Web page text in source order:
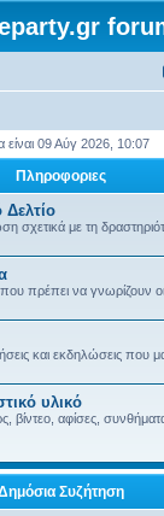
είναι 09 Αύγ 2026, 10:07
Πληροφοριες
Δελτίο
σχετικά με τη
που πρέπει να γνωρίζουν οι
και εκδηλώσεις που
υλικό
βίντεο, αφίσες,
Συζήτηση